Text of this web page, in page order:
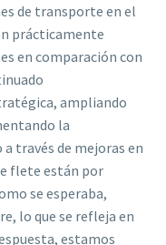
de transporte en el
prácticamente
en comparación con
ampliando
la
través de mejoras en
flete están por
se esperaba,
lo que se refleja en
estamos